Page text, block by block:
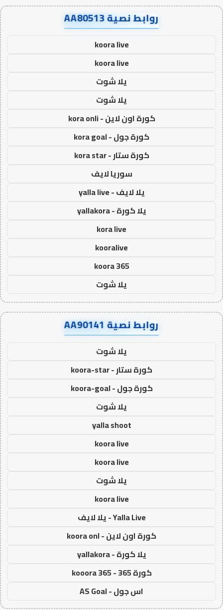
روابط نصية AA80513
koora live
koora live
يلا شوت
يلا شوت
كورة اون لاين - kora onli
كورة جول - kora goal
كورة ستار - kora star
سوريا لايف
يلا لايف - yalla live
يلا كورة - yallakora
kora live
kooralive
koora 365
يلا شوت
روابط نصية AA90141
يلا شوت
كورة ستار - koora-star
كورة جول - koora-goal
يلا شوت
yalla shoot
koora live
koora live
يلا شوت
koora live
Yalla Live - يلا لايف
كورة اون لاين - koora onl
يلا كورة - yallakora
كورة 365 - kooora 365
اس جول - AS Goal